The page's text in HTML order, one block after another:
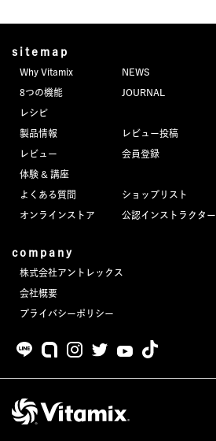
JOURNAL
sitemap
Why Vitamix
8つの機能
レシピ
製品情報
レビュー
体験 & 講座
よくある質問
オンラインストア
NEWS
JOURNAL
レビュー投稿
会員登録
ショップリスト
公認インストラクター
company
株式会社アントレックス
会社概要
プライバシーポリシー